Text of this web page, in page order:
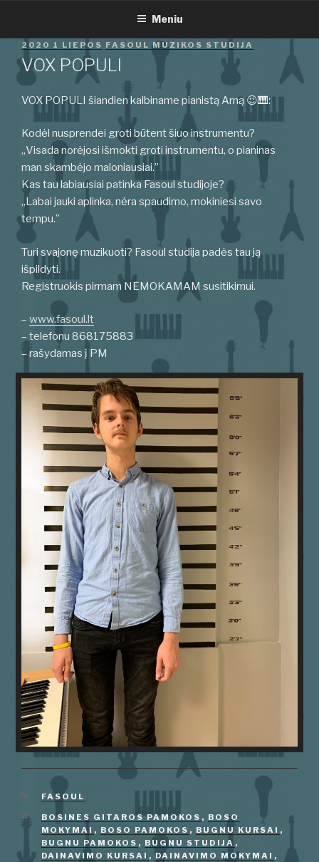
turinio
Meniu
PASKELBTA
2020 1 LIEPOS FASOUL MUZIKOS STUDIJA
VOX POPULI
VOX POPULI šiandien kalbiname pianistą Arną 😉🎹:
Kodėl nusprendei groti būtent šiuo instrumentu?
„Visada norėjosi išmokti groti instrumentu, o pianinas
man skambėjo maloniausiai.”
Kas tau labiausiai patinka Fasoul studijoje?
„Labai jauki aplinka, nėra spaudimo, mokiniesi savo
tempu.”
Turi svajonę muzikuoti? Fasoul studija padės tau ją
išpildyti.
Registruokis pirmam NEMOKAMAM susitikimui.
– www.fasoul.lt
– telefonu 868175883
– rašydamas į PM
KATEGORIJOS
FASOUL
ŽYMOS
BOSINES GITAROS PAMOKOS , BOSO
MOKYMAI , BOSO PAMOKOS , BUGNU KURSAI ,
BUGNU PAMOKOS , BUGNU STUDIJA ,
DAINAVIMO KURSAI ,DAINAVIMO MOKYMAI ,